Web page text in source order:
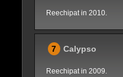
Reechipat in 2010.
7 Calypso
Reechipat in 2009.